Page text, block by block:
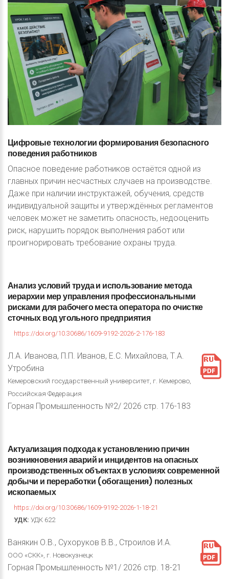
Цифровыетехнологииформированиябезопасного
поведенияработников
Опасное поведение работников остаётся одной из
главных причин несчастных случаев на производстве.
Даже при наличии инструктажей, обучения, средств
индивидуальной защиты и утверждённых регламентов
человек может не заметить опасность, недооценить
риск, нарушить порядок выполнения работ или
проигнорировать требование охраны труда.
Анализусловийтрудаи использованиеметода
иерархии меруправления профессиональными
рискамидлярабочегоместаоператорапоочистке
сточныхводугольногопредприятия
https://doi.org/10.30686/1609-9192-2026-2-176-183
Л.А. Иванова, П.П. Иванов, Е.С. Михайлова, Т.А.
Утробина
Кемеровский государственный университет, г. Кемерово,
Российская Федерация
Горная Промышленность №2/ 2026 стр. 176-183
Актуализацияподходакустановлениюпричин
возникновенияаварийи инцидентов наопасных
производственныхобъектахвусловияхсовременной
добычи и переработки (обогащения) полезных
ископаемых
https://doi.org/10.30686/1609-9192-2026-1-18-21
УДК: УДК 622
Ванякин О.В., Сухоруков В.В., Строилов И.А.
ООО «СКК», г. Новокузнецк
Горная Промышленность №1/ 2026 стр. 18-21